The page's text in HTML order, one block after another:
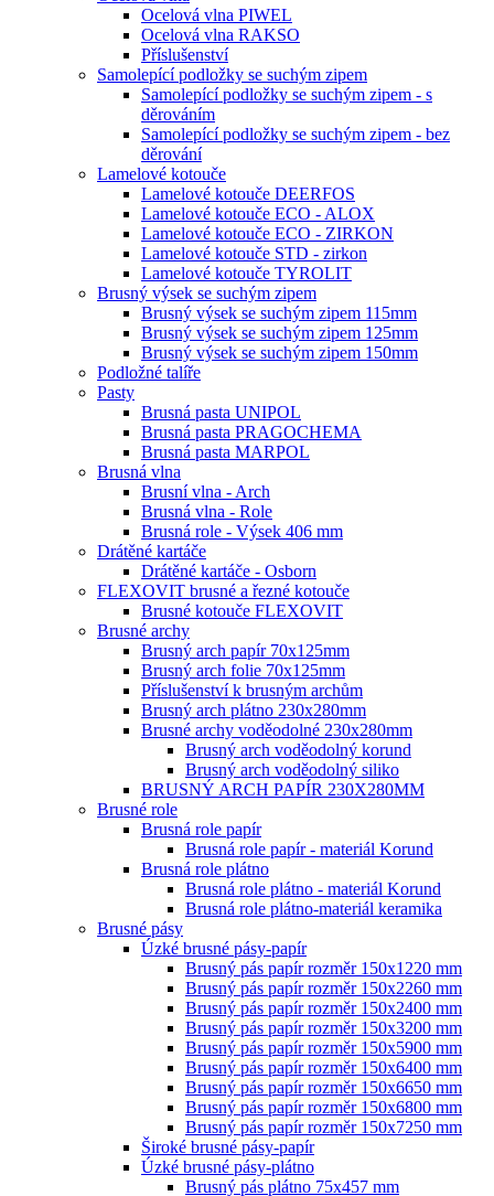
Ocelová vlna PIWEL
Ocelová vlna RAKSO
Příslušenství
Samolepící podložky se suchým zipem
Samolepící podložky se suchým zipem - s
děrováním
Samolepící podložky se suchým zipem - bez
děrování
Lamelové kotouče
Lamelové kotouče DEERFOS
Lamelové kotouče ECO - ALOX
Lamelové kotouče ECO - ZIRKON
Lamelové kotouče STD - zirkon
Lamelové kotouče TYROLIT
Brusný výsek se suchým zipem
Brusný výsek se suchým zipem 115mm
Brusný výsek se suchým zipem 125mm
Brusný výsek se suchým zipem 150mm
Podložné talíře
Pasty
Brusná pasta UNIPOL
Brusná pasta PRAGOCHEMA
Brusná pasta MARPOL
Brusná vlna
Brusní vlna - Arch
Brusná vlna - Role
Brusná role - Výsek 406 mm
Drátěné kartáče
Drátěné kartáče - Osborn
FLEXOVIT brusné a řezné kotouče
Brusné kotouče FLEXOVIT
Brusné archy
Brusný arch papír 70x125mm
Brusný arch folie 70x125mm
Příslušenství k brusným archům
Brusný arch plátno 230x280mm
Brusné archy voděodolné 230x280mm
Brusný arch voděodolný korund
Brusný arch voděodolný siliko
BRUSNÝ ARCH PAPÍR 230X280MM
Brusné role
Brusná role papír
Brusná role papír - materiál Korund
Brusná role plátno
Brusná role plátno - materiál Korund
Brusná role plátno-materiál keramika
Brusné pásy
Úzké brusné pásy-papír
Brusný pás papír rozměr 150x1220 mm
Brusný pás papír rozměr 150x2260 mm
Brusný pás papír rozměr 150x2400 mm
Brusný pás papír rozměr 150x3200 mm
Brusný pás papír rozměr 150x5900 mm
Brusný pás papír rozměr 150x6400 mm
Brusný pás papír rozměr 150x6650 mm
Brusný pás papír rozměr 150x6800 mm
Brusný pás papír rozměr 150x7250 mm
Široké brusné pásy-papír
Úzké brusné pásy-plátno
Brusný pás plátno 75x457 mm